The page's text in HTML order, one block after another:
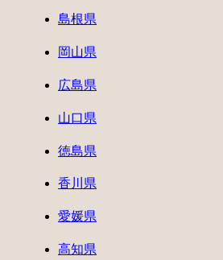
島根県
岡山県
広島県
山口県
徳島県
香川県
愛媛県
高知県